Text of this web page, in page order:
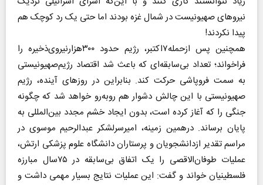
نیروهای صهیونیست در شمال غزه بودند اما حتی یک رد کوچک هم
پیدا نکردند‌!
همچنین پس ازحمله۷اکتبر، رژیم حدود ۳۰۰هزارنیروی‌ذخیره را
فراخواند؛ تعداد بی‌سابقه‌ای که باعث شد اقتصاد رژیم‌صهیونیستی
به سمت فروپاشی حرکت کند. بنابراین در روزهای آینده، رژیم
صهیونیستی با این چالش دشوار هم روبه‌رو خواهد شد که چگونه
جنگی را که آغاز کرده است، بدون ایجاد خشم مجدد بین‌المللی به
پایان برساند. درهمین زمینه، امیرسرلشکر عبدالرحیم موسوی در
مراسم تقدیر ازدانشجویان و پرستاران دانشگاه علوم پزشکی ارتش،
عملیات طوفان‌الاقصی را یک اتفاق بی‌سابقه‌ در ۷۵سال مبارزه
فلسطینیان خواند و گفت: این عملیات نتایج بسیار مهمی داشت و